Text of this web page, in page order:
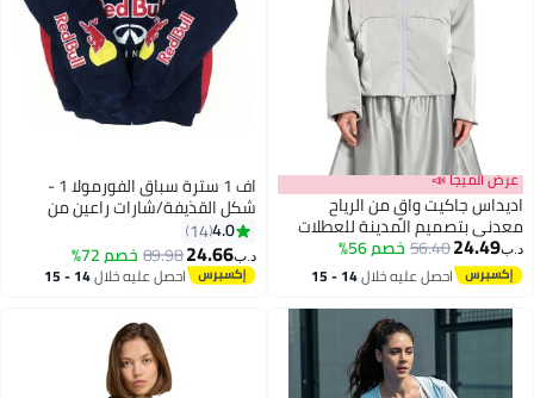
عرض الميجا 📣
اديداس جاكيت واقٍ من الرياح
معدني بتصميم المدينة للعطلات
د.ب‏24.49
56.40 خصم 56%
احصل عليه خلال 14 - 15
اف 1 سترة سباق الفورمولا 1 -
شكل القذيفة/شارات راعين من
شركة يونيفرسال باسينج سيرفيسز
(UPS)، تصميم بلوك ألوان، شعار
بخياطة، تصميم بفتحة زيبال كاملة،
سترة للرجال والنساء للاستخدام في
الشوارع في مجال رياضة السيارات
4.0
14
د.ب‏24.66
89.98 خصم 72%
احصل عليه خلال 14 - 15